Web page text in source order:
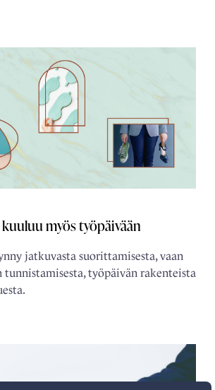
myös työpäivään
jatkuvasta suorittamisesta, vaan
työpäivän rakenteista